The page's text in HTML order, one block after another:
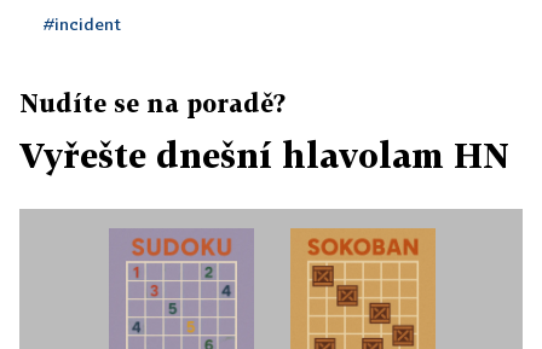
#incident
Nudíte se na poradě?
Vyřešte dnešní hlavolam HN